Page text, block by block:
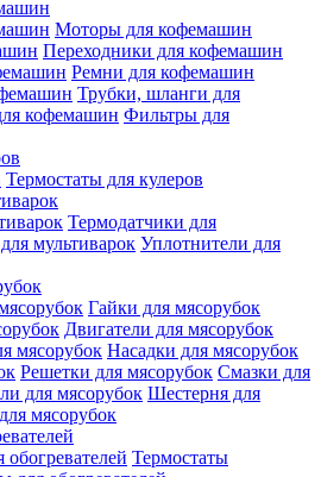
Моторы для кофемашин
Переходники для кофемашин
Ремни для кофемашин
Трубки, шланги для
кофемашин Фильтры для
Термостаты для кулеров
Термодатчики для
мультиварок Уплотнители для
Гайки для мясорубок
Двигатели для мясорубок
мясорубок Насадки для мясорубок
Решетки для мясорубок Смазки для
для мясорубок Шестерня для
мясорубок
Термостаты